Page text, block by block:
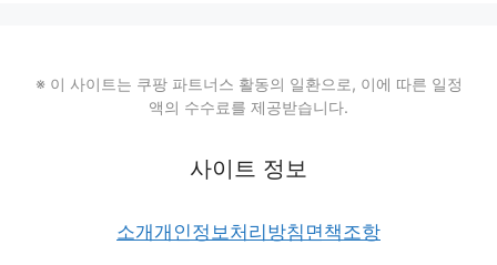
※ 이 사이트는 쿠팡 파트너스 활동의 일환으로, 이에 따른 일정
액의 수수료를 제공받습니다.
사이트 정보
소개개인정보처리방침 면책조항